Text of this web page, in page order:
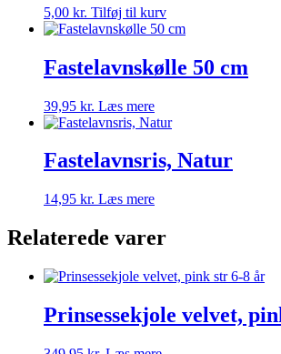
5,00 kr. Tilføj til kurv
Fastelavnskølle 50 cm
39,95 kr. Læs mere
Fastelavnsris, Natur
14,95 kr. Læs mere
Relaterede varer
Prinsessekjole velvet,